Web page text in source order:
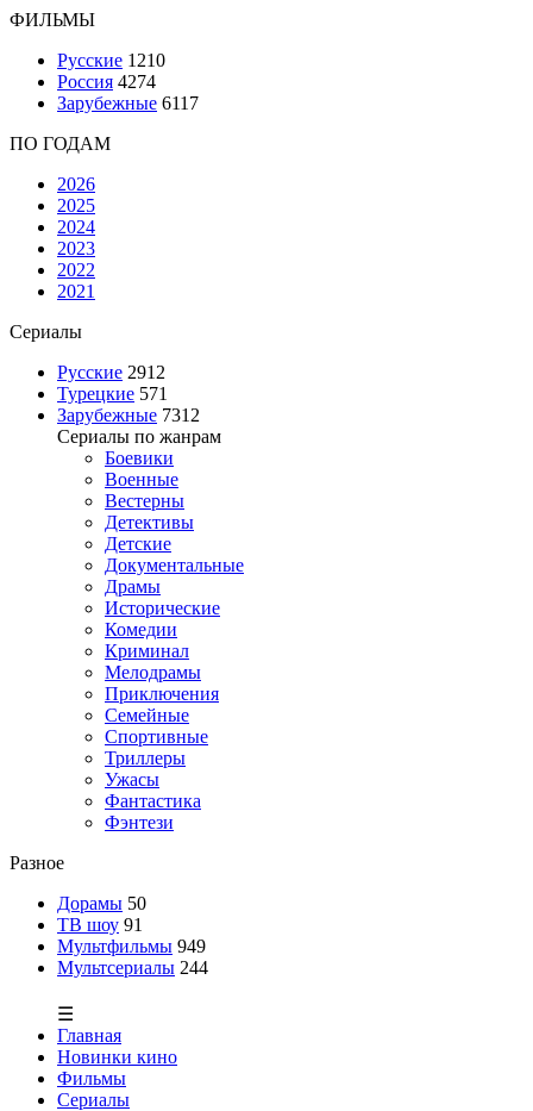
ФИЛЬМЫ
Русские 1210
Россия 4274
Зарубежные 6117
ПО ГОДАМ
2026
2025
2024
2023
2022
2021
Сериалы
Русские 2912
Турецкие 571
Зарубежные 7312
Сериалы по жанрам
Боевики
Военные
Вестерны
Детективы
Детские
Документальные
Драмы
Исторические
Комедии
Криминал
Мелодрамы
Приключения
Семейные
Спортивные
Триллеры
Ужасы
Фантастика
Фэнтези
Разное
Дорамы 50
ТВ шоу 91
Мультфильмы 949
Мультсериалы 244
☰
Главная
Новинки кино
Фильмы
Сериалы